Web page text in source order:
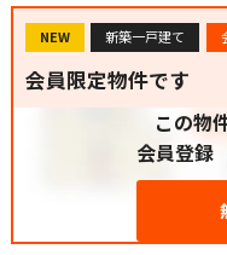
NEW 新築一戸建て
会員限定物件です
この物
会員登録